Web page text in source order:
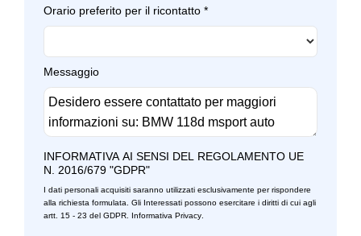
Specchietti retrovisori colorati
Start & stop
Strumentazione digitale con display
Tappetini
Teleservice
Touchscreen
Volante
Orario preferito per il ricontatto *
Messaggio
INFORMATIVA AI SENSI DEL REGOLAMENTO UE
N. 2016/679 "GDPR"
I dati personali acquisiti saranno utilizzati esclusivamente per rispondere
alla richiesta formulata. Gli Interessati possono esercitare i diritti di cui agli
artt. 15 - 23 del GDPR.
Informativa Privacy.